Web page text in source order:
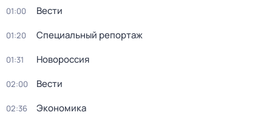
01:00 Вести
01:20 Специальный репортаж
01:31 Новороссия
02:00 Вести
02:36 Экономика